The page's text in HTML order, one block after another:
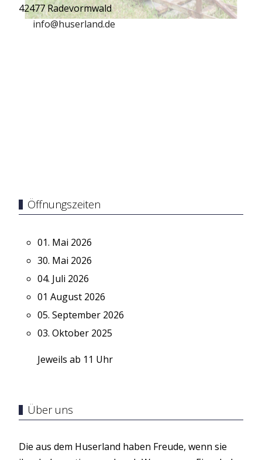
42477 Radevormwald
info@huserland.de
Öffnungszeiten
01. Mai 2026
30. Mai 2026
04. Juli 2026
01 August 2026
05. September 2026
03. Oktober 2025
Jeweils ab 11 Uhr
Über uns
Die aus dem Huserland haben Freude, wenn sie